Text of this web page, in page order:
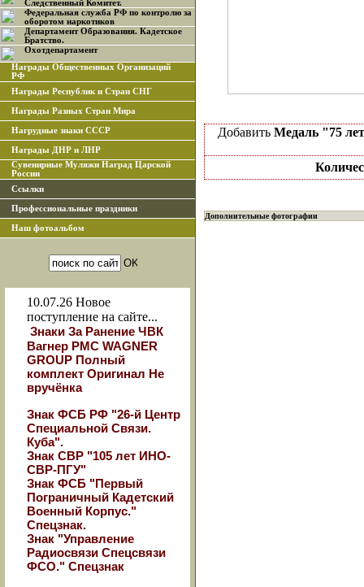
Следственный Комитет.
Федеральная служба РФ по контролю за
оборотом наркотиков
Департамент Образования. Кадетское
Братство.
Охотдепартамент
Награды Общественных Организаций
РФ
Награды Республик и Стран СНГ
Награды Разных Стран Мира
Нагрудные знаки СССР
Награды ДНР и ЛНР
Сувенирные Муляжи Наград Царской
России
Ссылки
Профессиональные праздники
Наш фотоальбом
10.07.26 Новое
поступление на сайте...
Знаки За Ранение ЧВК
Вагнер РМС WAGNER
GROUP Полный
комплект Оригинал Не
вручёнка
Знак ФСБ РФ "26-й Центр
Специальной Связи.
Куба".
Знак СВР "105 лет ИНО-
СВР-ПГУ"
Знак ФСБ "Первый
Пограничный Кадетский
Военный Корпус."
Спецзнак.
Знак "Управление
Радиосвязи Спецсвязи
ФСО." Спецзнак
Добавить Медаль "75
Дополнительные фотографии